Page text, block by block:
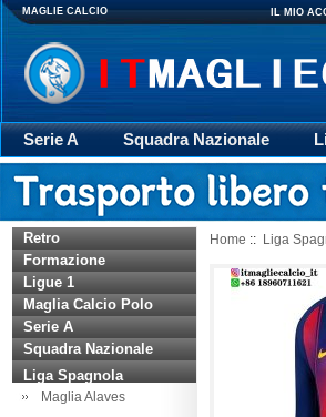
MAGLIE CALCIO IL MIO
Serie A Squadra Nazionale
Giacca
Rugby trasporto
Retro
Formazione
Ligue 1
Maglia Calcio Polo
Serie A
Squadra Nazionale
Liga Spagnola
Maglia Alaves
Home :: Liga